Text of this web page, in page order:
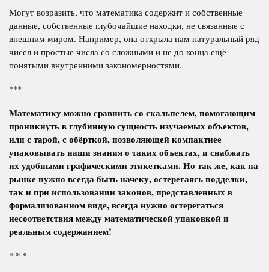
Могут возразить, что математика содержит и собственные
данные, собственные глубочайшие находки, не связанные с
внешним миром. Например, она открыла нам натуральный ряд
чисел и простые числа со сложными и не до конца ещё
понятыми внутренними закономерностями.
***
Математику можно сравнить со скальпелем, помогающим
проникнуть в глубинную сущность изучаемых объектов,
или с тарой, с обёрткой, позволяющей компактнее
упаковывать наши знания о таких объектах, и снабжать
их удобными графическими этикетками. Но так же, как на
рынке нужно всегда быть начеку, остерегаясь подделки,
так и при использовании законов, представленных в
формализованном виде, всегда нужно остерегаться
несоответствия между математической упаковкой и
реальным содержанием!
* * *